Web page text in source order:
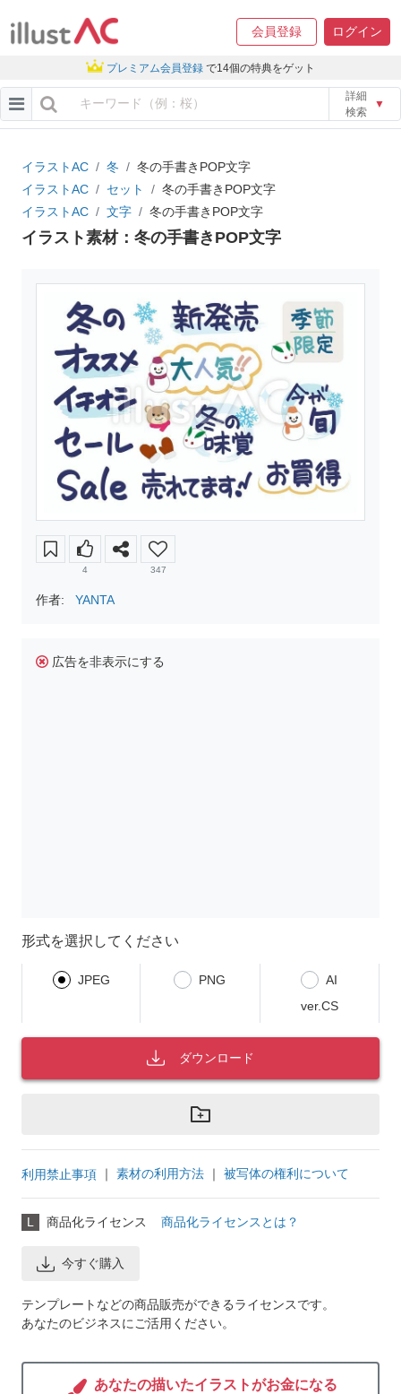
会員登録 ログイン
プレミアム会員登録 で14個の特典をゲット
詳細
検索
▼
イラストAC 冬
冬の手書きPOP文字
イラストAC
セット
冬の手書きPOP文字
イラストAC
文字 冬の手書きPOP文字
イラスト素材：冬の手書きPOP文字
4 347
作者: YANTA
広告を非表示にする
形式を選択してください
JPEG PNG
AI
ver.CS
ダウンロード
利用禁止事項 ｜ 素材の利用方法 ｜ 被写体の権利について
L 商品化ライセンス 商品化ライセンスとは？
今すぐ購入
テンプレートなどの商品販売ができるライセンスです。
あなたのビジネスにご活用ください。
あなたの描いたイラストがお金になる